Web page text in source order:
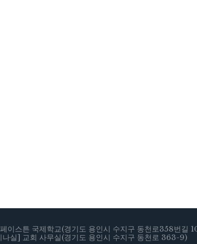
이스튼 국제학교(경기도 용인시 수지구 동천로358번길
나실] 교회 사무실(경기도 용인시 수지구 동천로 363-9)